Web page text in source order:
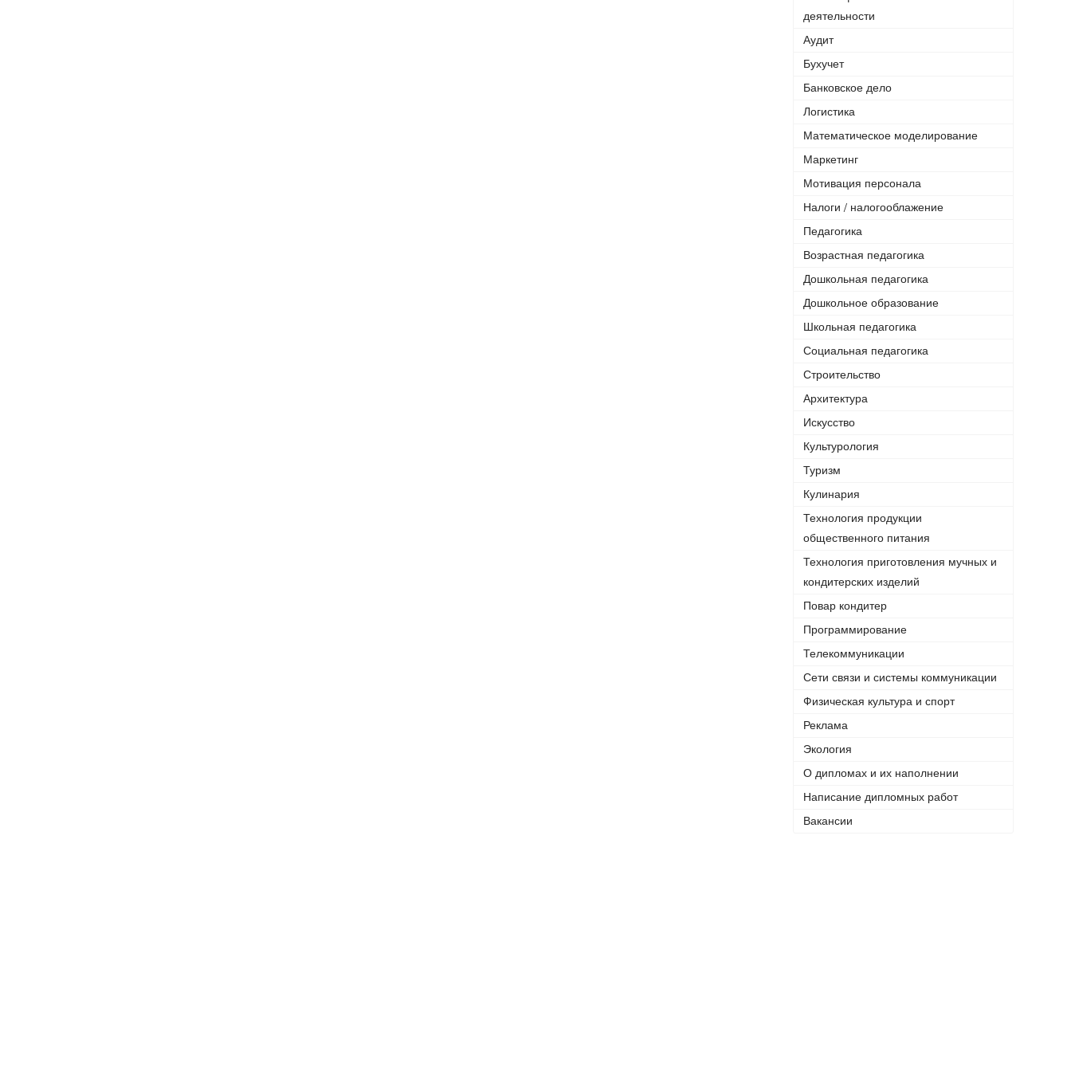
деятельности
Аудит
Бухучет
Банковское дело
Логистика
Математическое моделирование
Маркетинг
Мотивация персонала
Налоги / налогооблажение
Педагогика
Возрастная педагогика
Дошкольная педагогика
Дошкольное образование
Школьная педагогика
Социальная педагогика
Строительство
Архитектура
Искусство
Культурология
Туризм
Кулинария
Технология продукции
общественного питания
Технология приготовления мучных и
кондитерских изделий
Повар кондитер
Программирование
Телекоммуникации
Сети связи и системы коммуникации
Физическая культура и спорт
Реклама
Экология
О дипломах и их наполнении
Написание дипломных работ
Вакансии